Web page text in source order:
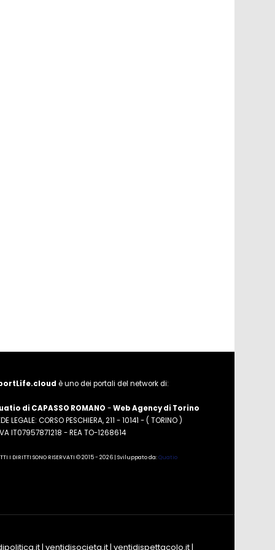
è uno dei portali del network di:
di CAPASSO ROMANO -Web Agency di Torino
LEGALE: CORSO PESCHIERA, 211 - 10141 - ( TORINO )
IT07957871218 - REA TO-1268614
I DIRITTI SONO RISERVATI © 2015 - 2026 | Sviluppato da:Quatio
| ventidisocieta.it| ventidispettacolo.it|